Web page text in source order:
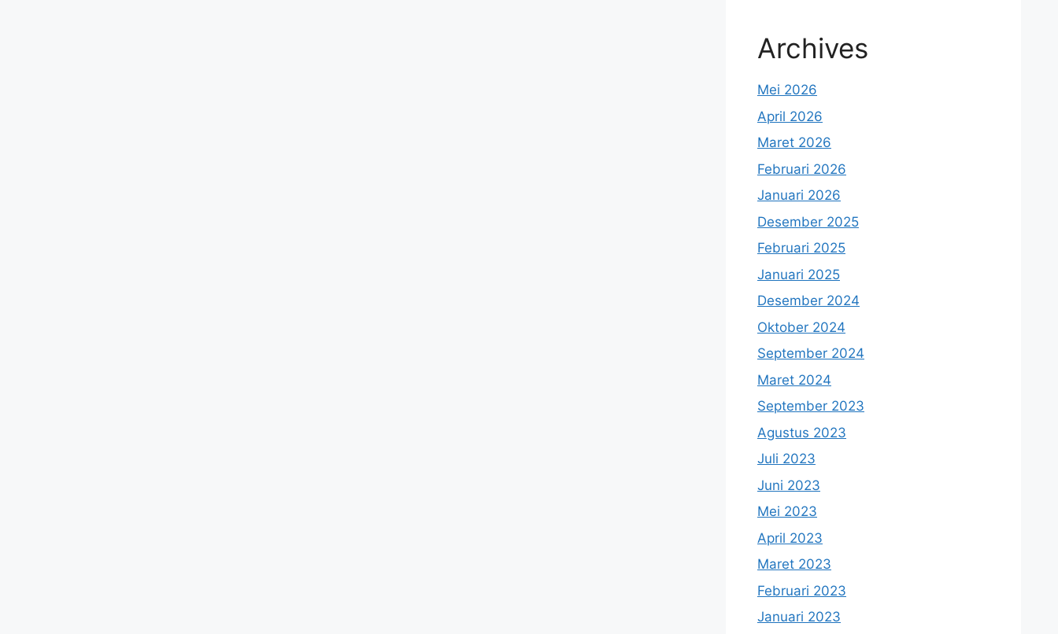
Archives
Mei 2026
April 2026
Maret 2026
Februari 2026
Januari 2026
Desember 2025
Februari 2025
Januari 2025
Desember 2024
Oktober 2024
September 2024
Maret 2024
September 2023
Agustus 2023
Juli 2023
Juni 2023
Mei 2023
April 2023
Maret 2023
Februari 2023
Januari 2023